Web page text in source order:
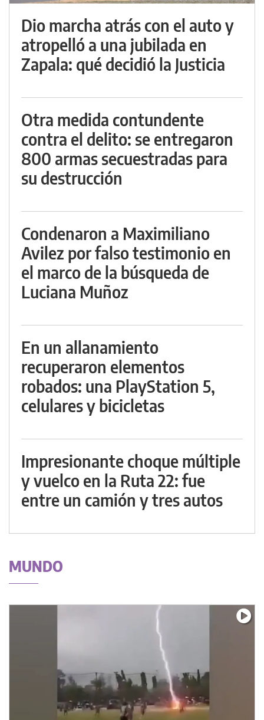
Dio marcha atrás con el auto y
atropelló a una jubilada en
Zapala: qué decidió la Justicia
Otra medida contundente
contra el delito: se entregaron
800 armas secuestradas para
su destrucción
Condenaron a Maximiliano
Avilez por falso testimonio en
el marco de la búsqueda de
Luciana Muñoz
En un allanamiento
recuperaron elementos
robados: una PlayStation 5,
celulares y bicicletas
Impresionante choque múltiple
y vuelco en la Ruta 22: fue
entre un camión y tres autos
MUNDO